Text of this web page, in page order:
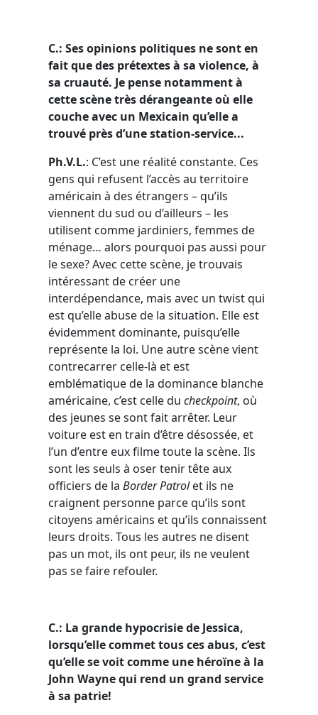
C.: Ses opinions politiques ne sont en
fait que des prétextes à sa violence, à
sa cruauté. Je pense notamment à
cette scène très dérangeante où elle
couche avec un Mexicain qu’elle a
trouvé près d’une station-service...
Ph.V.L.: C’est une réalité constante. Ces
gens qui refusent l’accès au territoire
américain à des étrangers – qu’ils
viennent du sud ou d’ailleurs – les
utilisent comme jardiniers, femmes de
ménage… alors pourquoi pas aussi pour
le sexe? Avec cette scène, je trouvais
intéressant de créer une
interdépendance, mais avec un twist qui
est qu’elle abuse de la situation. Elle est
évidemment dominante, puisqu’elle
représente la loi. Une autre scène vient
contrecarrer celle-là et est
emblématique de la dominance blanche
américaine, c’est celle du checkpoint, où
des jeunes se sont fait arrêter. Leur
voiture est en train d’être désossée, et
l’un d’entre eux filme toute la scène. Ils
sont les seuls à oser tenir tête aux
officiers de la Border Patrolet ils ne
craignent personne parce qu’ils sont
citoyens américains et qu’ils connaissent
leurs droits. Tous les autres ne disent
pas un mot, ils ont peur, ils ne veulent
pas se faire refouler.
C.: La grande hypocrisie de Jessica,
lorsqu’elle commet tous ces abus, c’est
qu’elle se voit comme une héroïne à la
John Wayne qui rend un grand service
à sa patrie!